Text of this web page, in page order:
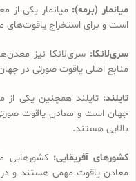
میانمار (برمه): میانمار یکی
است و برای استخراج یاقوت‌های
سری‌لانکا: سری‌لانکا نیز
منابع اصلی یاقوت صورتی در
تایلند: تایلند همچنین یکی از
جهان است و معادن یاقوت
بالایی هستند.
کشورهای آفریقایی: کشورهایی
معادن یاقوت مهمی هستند و